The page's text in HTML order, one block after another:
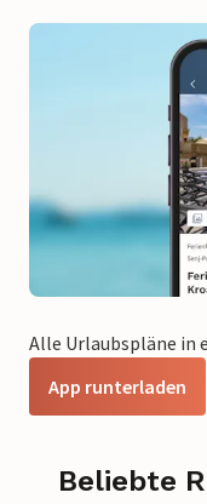
Alle Urlaubspläne in
App runterladen
Beliebte